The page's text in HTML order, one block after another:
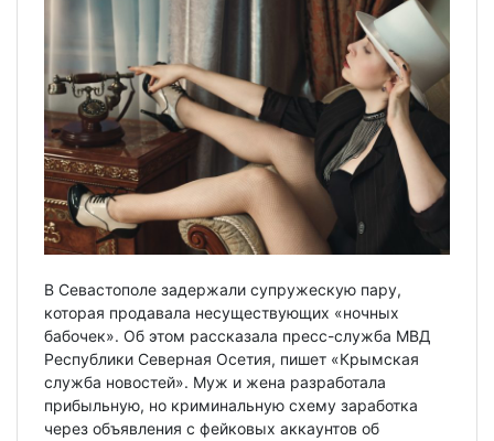
В Севастополе задержали супружескую пару,
которая продавала несуществующих «ночных
бабочек». Об этом рассказала пресс-служба МВД
Республики Северная Осетия, пишет «Крымская
служба новостей». Муж и жена разработала
прибыльную, но криминальную схему заработка
через объявления с фейковых аккаунтов об